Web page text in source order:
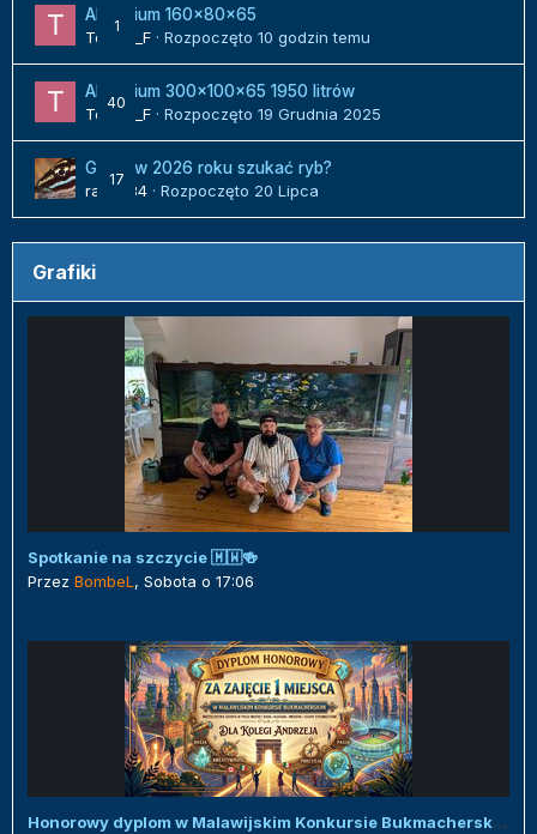
1
Akwarium 160x80x65
Tomek_F · Rozpoczęto 10 godzin temu
40
Akwarium 300x100x65 1950 litrów
Tomek_F · Rozpoczęto 19 Grudnia 2025
17
Gdzie w 2026 roku szukać ryb?
radek84 · Rozpoczęto 20 Lipca
Grafiki
Spotkanie na szczycie 🇲🇼🍻
Przez BombeL , Sobota o 17:06
Honorowy dyplom w Malawijskim Konkursie Bukmacherskim :)